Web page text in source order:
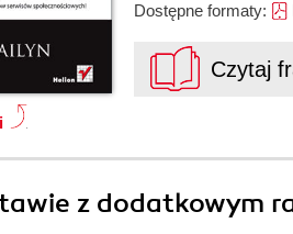
Dostępne formaty:
Czytaj
z dodatkowym